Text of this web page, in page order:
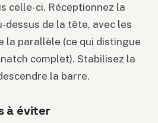
celle-ci. Réceptionnez la
dessus de la tête, avec les
la parallèle (ce qui distingue
complet). Stabilisez la
la barre.
à éviter